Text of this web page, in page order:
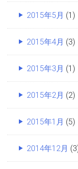
2015年5月 (1)
2015年4月 (3)
2015年3月 (1)
2015年2月 (2)
2015年1月 (5)
2014年12月